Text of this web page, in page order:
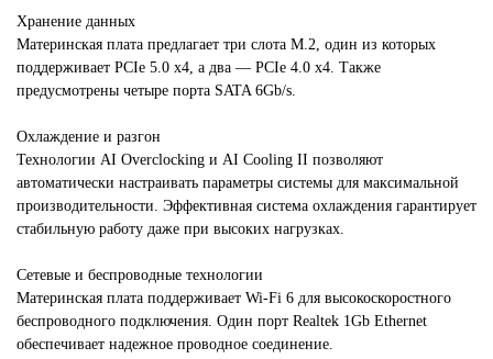
Хранение данных
Материнская плата предлагает три слота M.2, один из которых
поддерживает PCIe 5.0 x4, а два — PCIe 4.0 x4. Также
предусмотрены четыре порта SATA 6Gb/s.
Охлаждение и разгон
Технологии AI Overclocking и AI Cooling II позволяют
автоматически настраивать параметры системы для максимальной
производительности. Эффективная система охлаждения гарантирует
стабильную работу даже при высоких нагрузках.
Сетевые и беспроводные технологии
Материнская плата поддерживает Wi-Fi 6 для высокоскоростного
беспроводного подключения. Один порт Realtek 1Gb Ethernet
обеспечивает надежное проводное соединение.